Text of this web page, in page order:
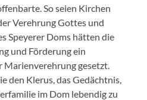
So seien Kirchen
Verehrung Gottes und
Speyerer Doms hätten die
und Förderung ein
Marienverehrung gesetzt.
den Klerus, das Gedächtnis,
im Dom lebendig zu